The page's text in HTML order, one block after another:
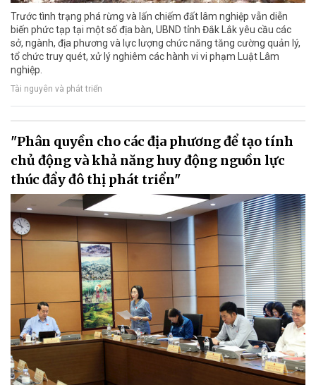
Trước tình trạng phá rừng và lấn chiếm đất lâm nghiệp vẫn diễn
biến phức tạp tại một số địa bàn, UBND tỉnh Đắk Lắk yêu cầu các
sở, ngành, địa phương và lực lượng chức năng tăng cường quản lý,
tổ chức truy quét, xử lý nghiêm các hành vi vi phạm Luật Lâm
nghiệp.
Tài nguyên và phát triển
"Phân quyền cho các địa phương để tạo tính
chủ động và khả năng huy động nguồn lực
thúc đẩy đô thị phát triển"